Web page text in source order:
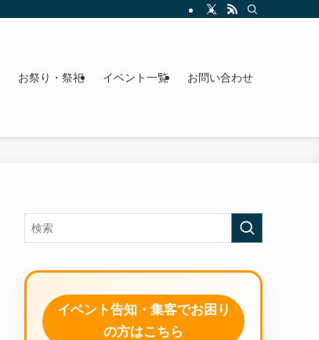
お祭り・祭祀 イベント一覧 お問い合わせ
イベント告知・集客でお困り
の方はこちら